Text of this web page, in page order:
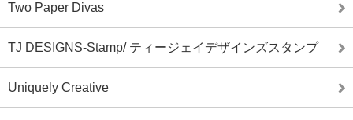
Two Paper Divas
TJ DESIGNS-Stamp/ ティージェイデザインズスタンプ
Uniquely Creative